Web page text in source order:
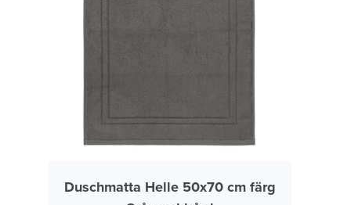
Duschmatta Helle 50x70 cm färg